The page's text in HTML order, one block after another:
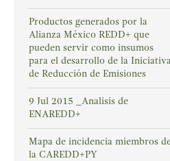
Productos generados por la
Alianza México REDD+ que
pueden servir como insumos
para el desarrollo de la Iniciativa
de Reducción de Emisiones
9 Jul 2015 _Analisis de
ENAREDD+
Mapa de incidencia miembros
la CAREDD+PY